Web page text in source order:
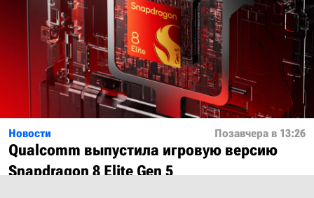
Новости Позавчера в 13:26
Qualcomm выпустила игровую версию
Snapdragon 8 Elite Gen 5